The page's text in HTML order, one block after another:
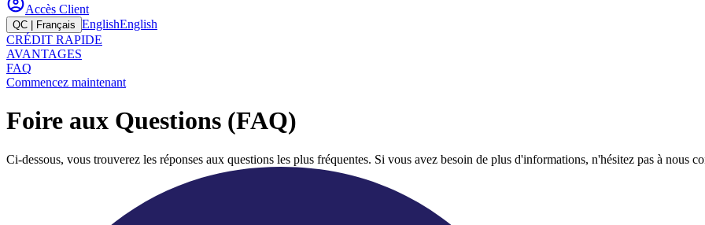
Accès Client
QC | Français EnglishEnglish
CRÉDIT RAPIDE
AVANTAGES
FAQ
Commencez maintenant
Foire aux Questions (FAQ)
Ci-dessous, vous trouverez les réponses aux questions les plus fréquentes. Si vous avez besoin de plus d'informations, n'hésitez pas à nous